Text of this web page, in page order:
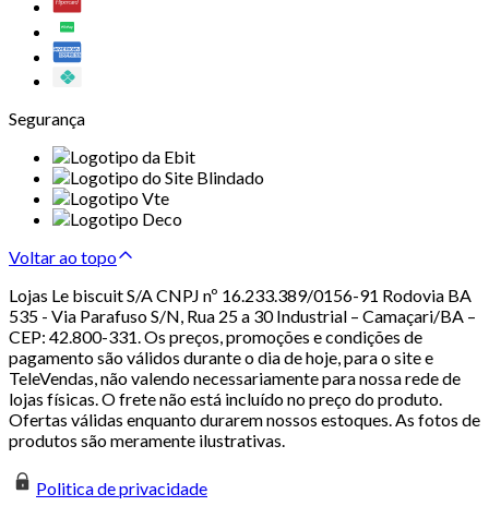
Segurança
Voltar ao topo
Lojas Le biscuit S/A CNPJ nº 16.233.389/0156-91 Rodovia BA
535 - Via Parafuso S/N, Rua 25 a 30 Industrial – Camaçari/BA –
CEP: 42.800-331. Os preços, promoções e condições de
pagamento são válidos durante o dia de hoje, para o site e
TeleVendas, não valendo necessariamente para nossa rede de
lojas físicas. O frete não está incluído no preço do produto.
Ofertas válidas enquanto durarem nossos estoques. As fotos de
produtos são meramente ilustrativas.
Politica de privacidade